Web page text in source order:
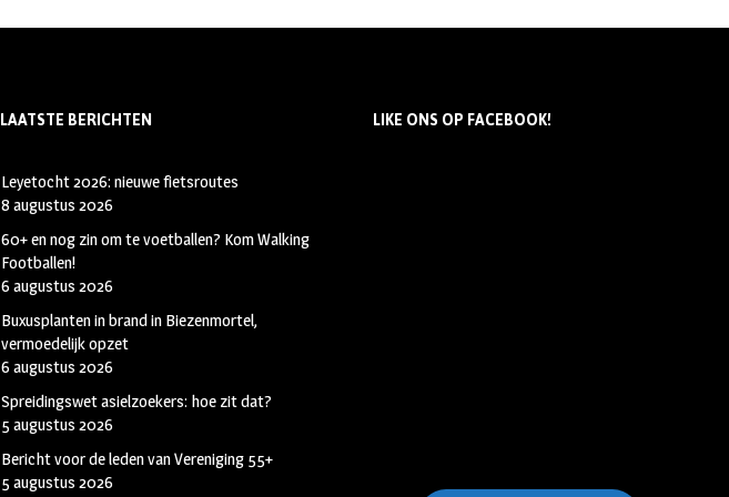
LAATSTE BERICHTEN
Leyetocht 2026: nieuwe fietsroutes
8 augustus 2026
60+ en nog zin om te voetballen? Kom Walking
Footballen!
6 augustus 2026
Buxusplanten in brand in Biezenmortel,
vermoedelijk opzet
6 augustus 2026
Spreidingswet asielzoekers: hoe zit dat?
5 augustus 2026
Bericht voor de leden van Vereniging 55+
5 augustus 2026
LIKE ONS OP FACEBOOK!